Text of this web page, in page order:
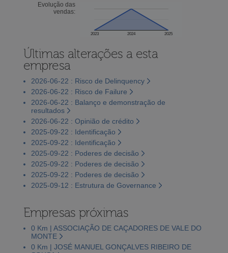
Evolução das
vendas:
2023 2024 2025
Últimas alterações a esta
empresa
2026-06-22 : Risco de Delinquency
2026-06-22 : Risco de Failure
2026-06-22 : Balanço e demonstração de
resultados
2026-06-22 : Opinião de crédito
2025-09-22 : Identificação
2025-09-22 : Identificação
2025-09-22 : Poderes de decisão
2025-09-22 : Poderes de decisão
2025-09-22 : Poderes de decisão
2025-09-12 : Estrutura de Governance
Empresas próximas
0 Km | ASSOCIAÇÃO DE CAÇADORES DE VALE DO
MONTE
0 Km | JOSÉ MANUEL GONÇALVES RIBEIRO DE